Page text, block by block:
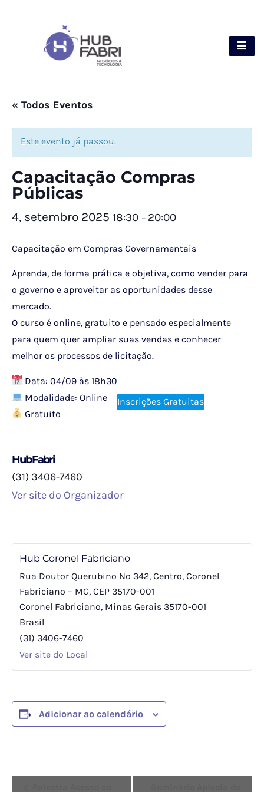
« Todos Eventos
Este evento já passou.
Capacitação Compras
Públicas
4, setembro 2025 18:30 – 20:00
Capacitação em Compras Governamentais
Aprenda, de forma prática e objetiva, como vender para
o governo e aproveitar as oportunidades desse
mercado.
O curso é online, gratuito e pensado especialmente
para quem quer ampliar suas vendas e conhecer
melhor os processos de licitação.
Data: 04/09 às 18h30
Modalidade: Online
Gratuito
Inscrições Gratuitas
HubFabri
(31) 3406-7460
Ver site do Organizador
Hub Coronel Fabriciano
Rua Doutor Querubino Nº 342, Centro, Coronel
Fabriciano – MG, CEP 35170-001
Coronel Fabriciano, Minas Gerais 35170-001
Brasil
(31) 3406-7460
Ver site do Local
Adicionar ao calendário